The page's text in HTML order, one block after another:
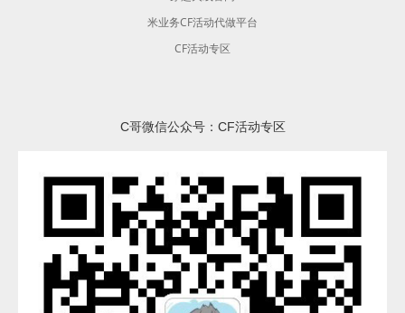
米业务CF活动代做平台
CF活动专区
C哥微信公众号：CF活动专区